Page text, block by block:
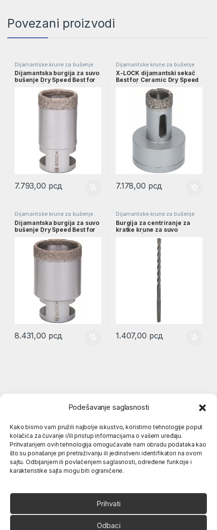
Podešavanje saglasnosti
Kako bismo vam pružili najbolje iskustvo, koristimo tehnologije poput
kolačića za čuvanje i/ili pristup informacijama o vašem uređaju.
Prihvatanjem ovih tehnologija omogućavate nam obradu podataka kao
što su ponašanje pri pretraživanju ili jedinstveni identifikatori na ovom
sajtu. Odbijanjem ili povlačenjem saglasnosti, određene funkcije i
karakteristike sajta mogu biti ograničene.
Prihvati
Odbaci
Povezani proizvodi
Dijamantske krune za bušenje
Dijamantska burgija za suvo
bušenje Dry Speed Best for
Ceramic | 2608587120
7.793,00 рсд
Dijamantske krune za bušenje
X-LOCK dijamantski sekač
Best for Ceramic Dry Speed
20×35 | 2608599029
7.178,00 рсд
Dijamantske krune za bušenje
Dijamantska burgija za suvo
bušenje Dry Speed Best for
8.431,00 рсд
Dijamantske krune za bušenje
Burgija za centriranje za
kratke krune za suvo
bušenje | 2608597921
1.407,00 рсд
Popularne kategorije
O nama